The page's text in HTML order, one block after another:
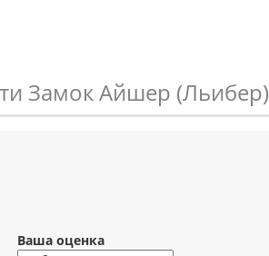
Замок Айшер (Льибер)
Ваша оценка